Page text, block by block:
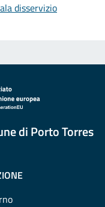
disservizio
di Porto Torres